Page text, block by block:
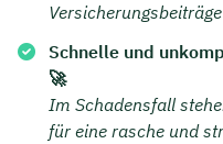
Schnelle und
🚀
Im Schadensfall
für eine rasche und